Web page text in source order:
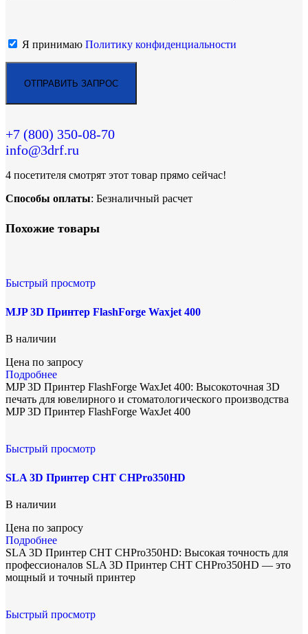
Я принимаю Политику конфиденциальности
+7 (800) 350-08-70
info@3drf.ru
4 посетителя смотрят этот товар прямо сейчас!
Способы оплаты: Безналичный расчет
Похожие товары
Быстрый просмотр
MJP 3D Принтер FlashForge Waxjet 400
В наличии
Цена по запросу
Подробнее
MJP 3D Принтер FlashForge WaxJet 400: Высокоточная 3D
печать для ювелирного и стоматологического производства
MJP 3D Принтер FlashForge WaxJet 400
Быстрый просмотр
SLA 3D Принтер CHT CHPro350HD
В наличии
Цена по запросу
Подробнее
SLA 3D Принтер CHT CHPro350HD: Высокая точность для
профессионалов SLA 3D Принтер CHT CHPro350HD — это
мощный и точный принтер
Быстрый просмотр